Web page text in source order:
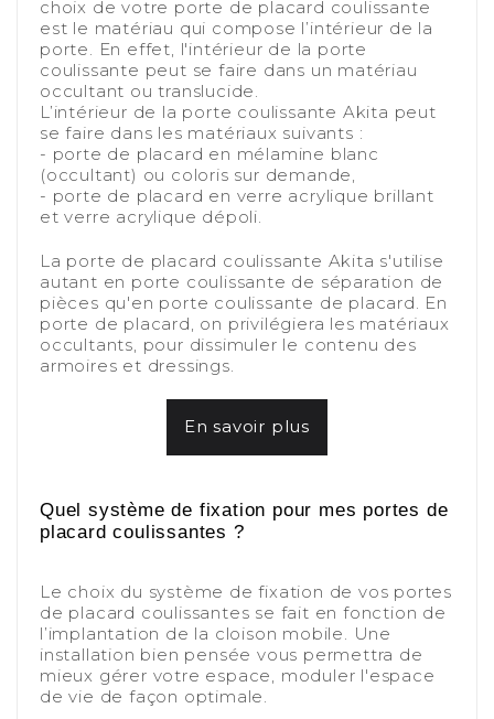
choix de votre porte de placard coulissante
est le matériau qui compose l’intérieur de la
porte. En effet, l'intérieur de la porte
coulissante peut se faire dans un matériau
occultant ou translucide.
L’intérieur de la porte coulissante Akita peut
se faire dans les matériaux suivants :
- porte de placard en mélamine blanc
(occultant) ou coloris sur demande,
- porte de placard en verre acrylique brillant
et verre acrylique dépoli.
La porte de placard coulissante Akita s'utilise
autant en porte coulissante de séparation de
pièces qu'en porte coulissante de placard. En
porte de placard, on privilégiera les matériaux
occultants, pour dissimuler le contenu des
armoires et dressings.
En savoir plus
Quel système de fixation pour mes portes de
placard coulissantes ?
Le choix du système de fixation de vos portes
de placard coulissantes se fait en fonction de
l’implantation de la cloison mobile. Une
installation bien pensée vous permettra de
mieux gérer votre espace, moduler l'espace
de vie de façon optimale.